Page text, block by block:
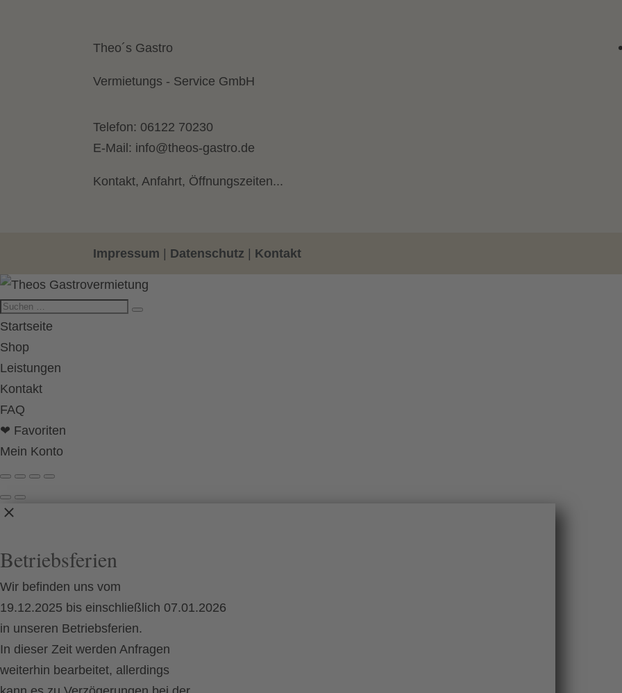
Theo´s Gastro
Vermietungs - Service GmbH
Telefon: 06122 70230
E-Mail: info@theos-gastro.de
Kontakt, Anfahrt, Öffnungszeiten...
Impressum | Datenschutz | Kontakt
Startseite
Shop
Leistungen
Kontakt
FAQ
❤ Favoriten
Mein Konto
Betriebsferien
Wir befinden uns vom
19.12.2025 bis einschließlich 07.01.2026
in unseren Betriebsferien.
In dieser Zeit werden Anfragen
weiterhin bearbeitet, allerdings